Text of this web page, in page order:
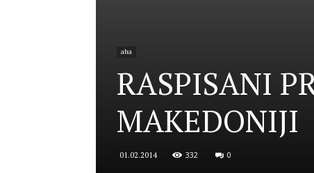
Security
aha
RASPISANI
MAKEDONIJI
01.02.2014 332 0